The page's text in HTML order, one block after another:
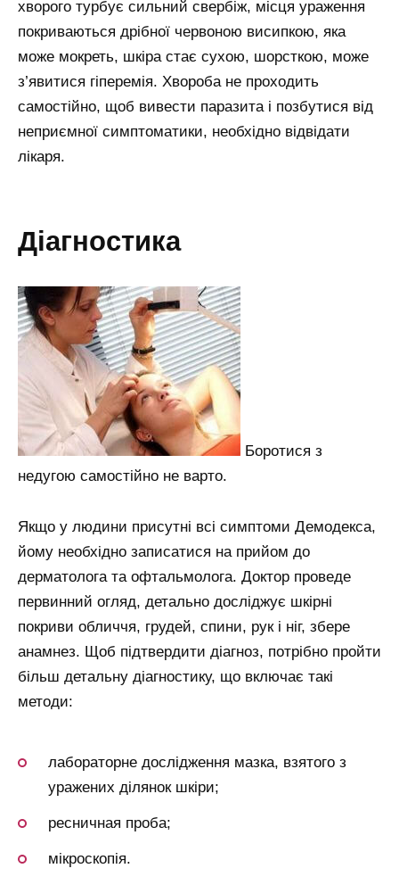
хворого турбує сильний свербіж, місця ураження
покриваються дрібної червоною висипкою, яка
може мокреть, шкіра стає сухою, шорсткою, може
з’явитися гіперемія. Хвороба не проходить
самостійно, щоб вивести паразита і позбутися від
неприємної симптоматики, необхідно відвідати
лікаря.
діагностика
Боротися з
недугою самостійно не варто.
Якщо у людини присутні всі симптоми Демодекса,
йому необхідно записатися на прийом до
дерматолога та офтальмолога. Доктор проведе
первинний огляд, детально досліджує шкірні
покриви обличчя, грудей, спини, рук і ніг, збере
анамнез. Щоб підтвердити діагноз, потрібно пройти
більш детальну діагностику, що включає такі
методи:
лабораторне дослідження мазка, взятого з
уражених ділянок шкіри;
ресничная проба;
мікроскопія.